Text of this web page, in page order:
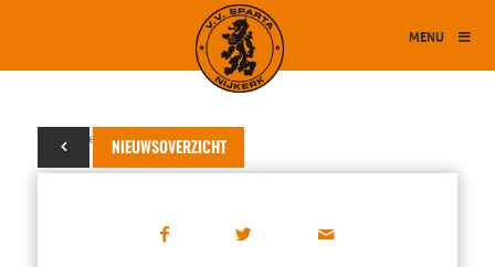
MENU
NIEUWSOVERZICHT
14 september 2025